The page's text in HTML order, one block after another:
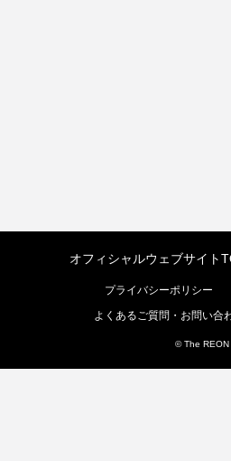
オフィシャルウェブサイト
プライバシーポリシー
よくあるご質問・お問い合
© The REON